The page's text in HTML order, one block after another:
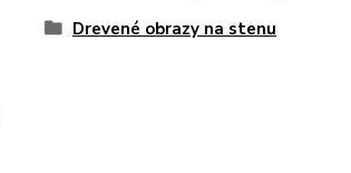
Drevené obrazy na stenu